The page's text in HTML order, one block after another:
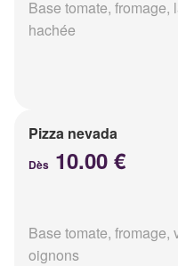
Base tomate, fromage,
hachée
Pizza nevada
Dès 10.00 €
Base tomate, fromage,
oignons